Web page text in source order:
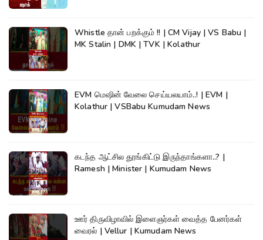
Whistle தான் பறக்கும் !! | CM Vijay | VS Babu |
MK Stalin | DMK | TVK | Kolathur
EVM மெஷின் வேலை செய்யலயாம்..! | EVM |
Kolathur | VSBabu Kumudam News
கடந்த ஆட்சில தூங்கிட்டு இருந்தாங்களா..? |
Ramesh | Minister | Kumudam News
ஊர் திருவிழாவில் இளைஞர்கள் வைத்த பேனர்கள்
வைரல் | Vellur | Kumudam News